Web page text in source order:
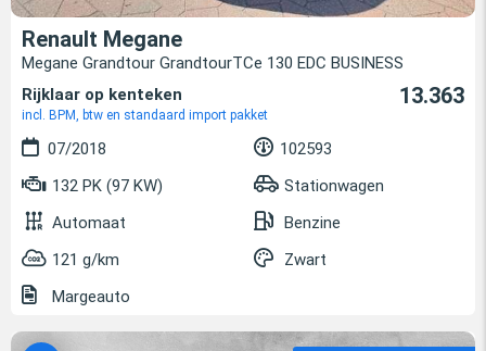
Renault Megane
Megane Grandtour GrandtourTCe 130 EDC BUSINESS
Rijklaar op kenteken
incl. BPM, btw en standaard import pakket
13.363
07/2018
102593
132 PK (97 KW)
Stationwagen
Automaat
Benzine
121 g/km
Zwart
Margeauto